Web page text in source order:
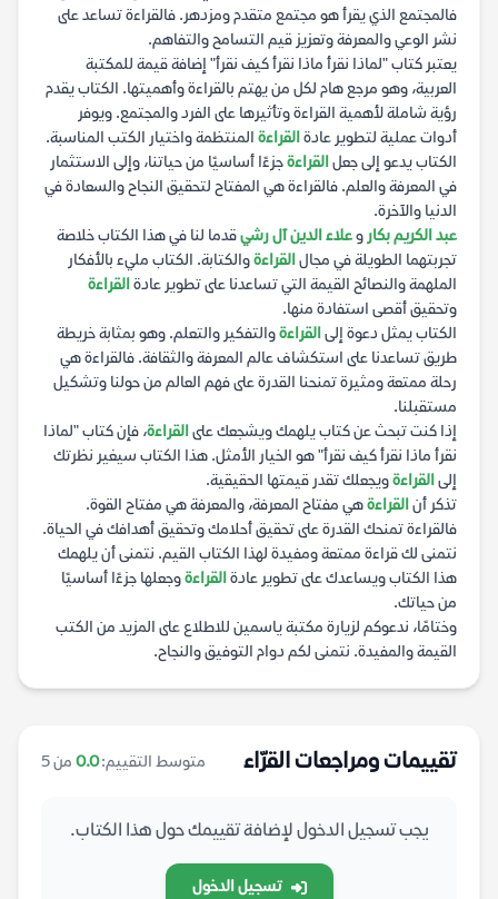
فالمجتمع الذي يقرأ هو مجتمع متقدم ومزدهر. فالقراءة تساعد على
نشر الوعي والمعرفة وتعزيز قيم التسامح والتفاهم.
يعتبر كتاب "لماذا نقرأ ماذا نقرأ كيف نقرأ" إضافة قيمة للمكتبة
العربية، وهو مرجع هام لكل من يهتم بالقراءة وأهميتها. الكتاب يقدم
رؤية شاملة لأهمية القراءة وتأثيرها على الفرد والمجتمع. ويوفر
أدوات عملية لتطوير عادةالقراءة المنتظمة واختيار الكتب المناسبة.
الكتاب يدعو إلى جعلالقراءةجزءًا أساسيًا من حياتنا، وإلى الاستثمار
في المعرفة والعلم. فالقراءة هي المفتاح لتحقيق النجاح والسعادة في
الدنيا والآخرة.
عبد الكريم بكار وعلاء الدين آل رشيقدما لنا في هذا الكتاب خلاصة
تجربتهما الطويلة في مجالالقراءةوالكتابة. الكتاب مليء بالأفكار
الملهمة والنصائح القيمة التي تساعدنا على تطوير عادةالقراءة
وتحقيق أقصى استفادة منها.
الكتاب يمثل دعوة إلىالقراءةوالتفكير والتعلم. وهو بمثابة خريطة
طريق تساعدنا على استكشاف عالم المعرفة والثقافة. فالقراءة هي
رحلة ممتعة ومثيرة تمنحنا القدرة على فهم العالم من حولنا وتشكيل
مستقبلنا.
إذا كنت تبحث عن كتاب يلهمك ويشجعك علىالقراءة، فإن كتاب "لماذا
نقرأ ماذا نقرأ كيف نقرأ" هو الخيار الأمثل. هذا الكتاب سيغير نظرتك
إلىالقراءةويجعلك تقدر قيمتها الحقيقية.
تذكر أنالقراءةهي مفتاح المعرفة، والمعرفة هي مفتاح القوة.
فالقراءة تمنحك القدرة على تحقيق أحلامك وتحقيق أهدافك في الحياة.
نتمنى لك قراءة ممتعة ومفيدة لهذا الكتاب القيم. نتمنى أن يلهمك
هذا الكتاب ويساعدك على تطوير عادةالقراءةوجعلها جزءًا أساسيًا
من حياتك.
وختامًا، ندعوكم لزيارة مكتبة ياسمين للاطلاع على المزيد من الكتب
القيمة والمفيدة. نتمنى لكم دوام التوفيق والنجاح.
تقييمات ومراجعات القرّاء متوسط التقييم:0.0 من 5
يجب تسجيل الدخول لإضافة تقييمك حول هذا الكتاب.
تسجيل الدخول